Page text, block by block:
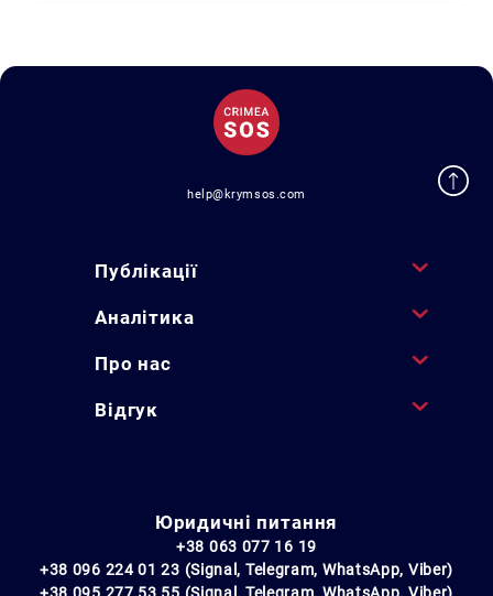
help@krymsos.com
Публікації
Аналітика
Про нас
Відгук
Юридичні питання
+38 063 077 16 19
+38 096 224 01 23 (Signal, Telegram, WhatsApp, Viber)
+38 095 277 53 55 (Signal, Telegram, WhatsApp, Viber)